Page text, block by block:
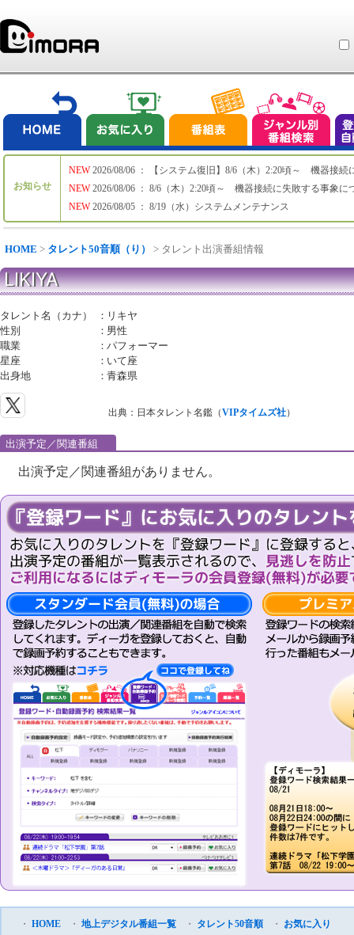
お知らせ
NEW
NEW
NEW
2026/08/06 ： 【システム復旧】8/6（木）2:20頃～ 機器接続
2026/08/06 ： 8/6（木）2:20頃～ 機器接続に失敗する事象に
2026/08/05 ： 8/19（水）システムメンテナンス
HOME > タレント50音順（り） > タレント出演番組情報
LIKIYA
タレント名（カナ） ： リキヤ
性別
： 男性
職業
：パフォーマー
星座
： いて座
出身地
：青森県
出典：日本タレント名鑑（VIPタイムズ社）
出演予定／関連番組
出演予定／関連番組がありません。
・ HOME ・ 地上デジタル番組一覧 ・ タレント50音順 ・ お気に入り